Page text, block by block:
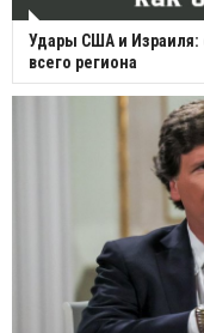
Удары США и Израиля:
всего региона